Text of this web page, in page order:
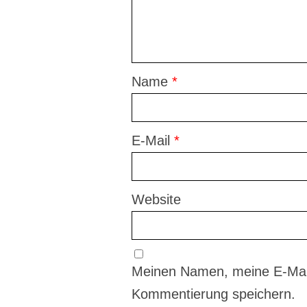
Name *
E-Mail *
Website
Meinen Namen, meine E-
Kommentierung speichern.